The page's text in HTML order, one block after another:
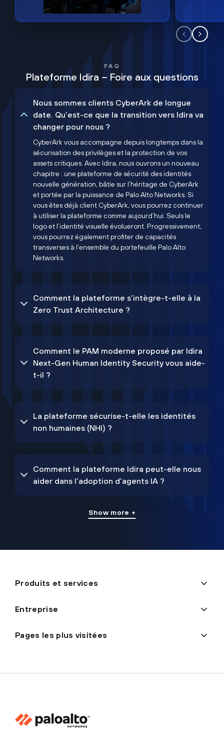
FAQ
Plateforme Idira – Foire aux questions
Nous sommes clients CyberArk de longue
date. Qu’est-ce que la transition vers Idira va
changer pour nous ?
CyberArk vous accompagne depuis longtemps dans la
sécurisation des privilèges et la protection de vos
assets critiques. Avec Idira, nous ouvrons un nouveau
chapitre : une plateforme de sécurité des identités
nouvelle génération, bâtie sur l’héritage de CyberArk
et portée par la puissance de Palo Alto Networks. Si
vous êtes déjà client CyberArk, vous pourrez continuer
à utiliser la plateforme comme aujourd’hui. Seuls le
logo et l’identité visuelle évolueront. Progressivement,
vous pourrez également profiter de capacités
transverses à l’ensemble du portefeuille Palo Alto
Networks.
Comment la plateforme s’intègre-t-elle à la
Zero Trust Architecture ?
Comment le PAM moderne proposé par Idira
Next-Gen Human Identity Security vous aide-
t-il ?
La plateforme sécurise-t-elle les identités
non humaines (NHI) ?
Comment la plateforme Idira peut-elle nous
aider dans l’adoption d’agents IA ?
Show more +
Produits et services
Entreprise
Pages les plus visitées